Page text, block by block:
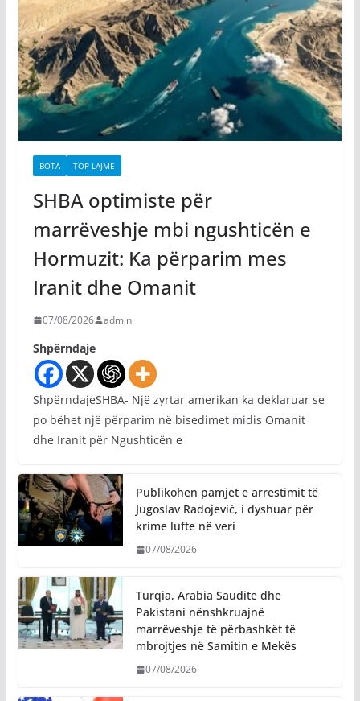
BOTA TOP LAJME
SHBA optimiste për
marrëveshje mbi ngushticën e
Hormuzit: Ka përparim mes
Iranit dhe Omanit
07/08/2026 admin
Shpërndaje
ShpërndajeSHBA- Një zyrtar amerikan ka deklaruar se
po bëhet një përparim në bisedimet midis Omanit
dhe Iranit për Ngushticën e
Publikohen pamjet e arrestimit të
Jugoslav Radojević, i dyshuar për
krime lufte në veri
07/08/2026
Turqia, Arabia Saudite dhe
Pakistani nënshkruajnë
marrëveshje të përbashkët të
mbrojtjes në Samitin e Mekës
07/08/2026